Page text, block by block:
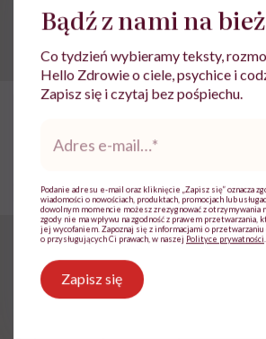
Zanim do naszych drzwi zapukał
suplementach, które ma dostarczyć,
POLECAMY
Miesiąc
preparatów
Bądź z nami na
Co tydzień wybieramy teksty,
Hello Zdrowie o ciele, psychice i
Zapisz się i czytaj bez pośpiechu.
mail*
Podanie adresu e-mail oraz kliknięcie „Zapisz się” oznacza
wiadomości o nowościach, produktach, promocjach lub
dowolnym momencie możesz zrezygnować z
zgody nie ma wpływu na zgodność z prawem przetwarzania,
jej wycofaniem. Zapoznaj się z informacjami o przetwarzaniu
o przysługujących Ci prawach, w naszej Polityce prywatności
Zapisz się